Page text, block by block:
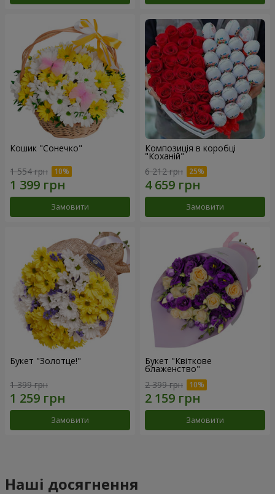
Кошик "Сонечко"
1 554 грн
Замовити
Композиція в коробці
"Коханій"
6 212 грн
Замовити
Букет "Золотце!"
1 399 грн
Замовити
Букет "Квіткове
блаженство"
2 399 грн
Замовити
Наші досягнення